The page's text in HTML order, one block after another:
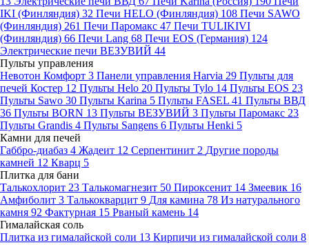
IKI (Финляндия) 32 Печи HELO (Финляндия) 108 Печи SAWO
(Финляндия) 261 Печи Паромакс 47 Печи TULIKIVI
(Финляндия) 66 Печи Lang 68 Печи EOS (Германия) 124
Электрические печи ВЕЗУВИЙ 44
Пульты управления
Невотон Комфорт 3 Панели управления Harvia 29 Пульты для
печей Костер 12 Пульты Helo 20 Пульты Tylo 14 Пульты EOS 23
Пульты Sawo 30 Пульты Karina 5 Пульты FASEL 41 Пульты ВВД
36 Пульты BORN 13 Пульты ВЕЗУВИЙ 3 Пульты Паромакс 23
Пульты Grandis 4 Пульты Sangens 6 Пульты Henki 5
Камни для печей
Габбро-диабаз 4 Жадеит 12 Серпентинит 2 Другие породы
камней 12 Кварц 5
Плитка для бани
Талькохлорит 23 Талькомагнезит 50 Пироксенит 14 Змеевик 16
Амфиболит 3 Талькокварцит 9 Для камина 78 Из натурального
камня 92 Фактурная 15 Рваный камень 14
Гималайская соль
Плитка из гималайской соли 13 Кирпичи из гималайской соли 8